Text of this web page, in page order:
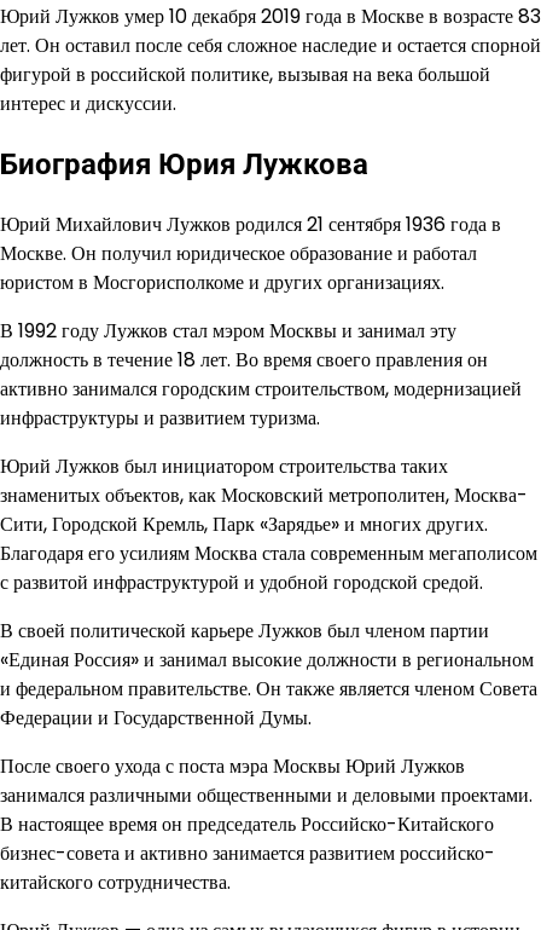
Юрий Лужков умер 10 декабря 2019 года в Москве в возрасте 83
лет. Он оставил после себя сложное наследие и остается спорной
фигурой в российской политике, вызывая на века большой
интерес и дискуссии.
Биография Юрия Лужкова
Юрий Михайлович Лужков родился 21 сентября 1936 года в
Москве. Он получил юридическое образование и работал
юристом в Мосгорисполкоме и других организациях.
В 1992 году Лужков стал мэром Москвы и занимал эту
должность в течение 18 лет. Во время своего правления он
активно занимался городским строительством, модернизацией
инфраструктуры и развитием туризма.
Юрий Лужков был инициатором строительства таких
знаменитых объектов, как Московский метрополитен, Москва-
Сити, Городской Кремль, Парк «Зарядье» и многих других.
Благодаря его усилиям Москва стала современным мегаполисом
с развитой инфраструктурой и удобной городской средой.
В своей политической карьере Лужков был членом партии
«Единая Россия» и занимал высокие должности в региональном
и федеральном правительстве. Он также является членом Совета
Федерации и Государственной Думы.
После своего ухода с поста мэра Москвы Юрий Лужков
занимался различными общественными и деловыми проектами.
В настоящее время он председатель Российско-Китайского
бизнес-совета и активно занимается развитием российско-
китайского сотрудничества.